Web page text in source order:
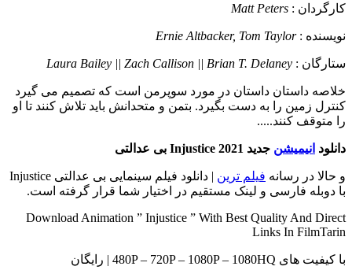
کارگردان : Matt Peters
نويسنده :Ernie Altbacker, Tom Taylor
ستارگان : Laura Bailey || Zach Callison || Brian T. Delaney
خلاصه داستان داستان در مورد سوپرمن است که تصمیم می گیرد
کنترل زمین را به دست بگیرد. بتمن و متحدانش باید تلاش کنند تا او
را متوقف کنند.....
دانلود انیمیشن جدید Injustice 2021 بی عدالتی
و حالا در رسانه فیلم ترین
| دانلود فیلم سینمایی بی عدالتی Injustice
با دوبله فارسی و لینک مستقیم در اختیار شما قرار گرفته است.
Download Animation ” Injustice ” With Best Quality And Direct
Links In FilmTarin
با کیفیت های 480P – 720P – 1080P – 1080HQ | رایگان